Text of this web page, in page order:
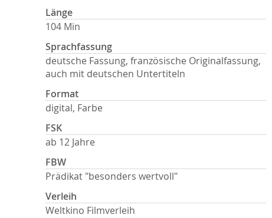
Länge
104 Min
Sprachfassung
deutsche Fassung, französische Originalfassung,
auch mit deutschen Untertiteln
Format
digital, Farbe
FSK
ab 12 Jahre
FBW
Prädikat "besonders wertvoll"
Verleih
Weltkino Filmverleih